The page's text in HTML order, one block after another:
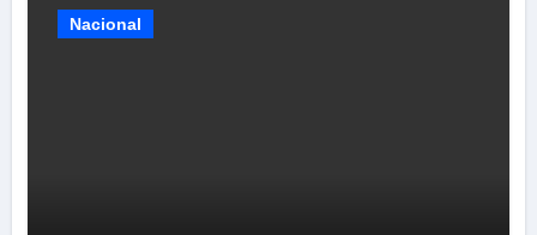
Nacional